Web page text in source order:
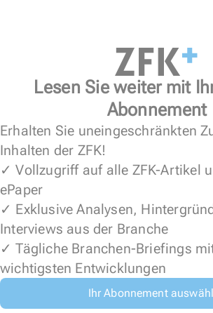
Lesen Sie weiter mit
Abonnement
Erhalten Sie uneingeschränkten
Inhalten der ZFK!
✓ Vollzugriff auf alle ZFK-Artikel
ePaper
✓ Exklusive Analysen,
Interviews aus der Branche
✓ Tägliche Branchen-Briefings
wichtigsten Entwicklungen
Ihr Abonnement